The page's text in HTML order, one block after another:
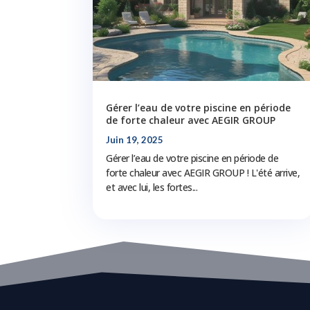
Gérer l’eau de votre piscine en période
de forte chaleur avec AEGIR GROUP
Juin 19, 2025
Gérer l’eau de votre piscine en période de
forte chaleur avec AEGIR GROUP ! L'été arrive,
et avec lui, les fortes...